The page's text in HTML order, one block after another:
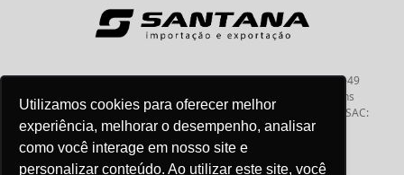
Utilizamos cookies para oferecer melhor
experiência, melhorar o desempenho, analisar
como você interage em nosso site e
personalizar conteúdo. Ao utilizar este site, você
Santana - Importação e Exportação - CNPJ:57.464.653/0001-49
Atendimento por telefone: dias úteis, das 08:15hs às 18:00hs
Fone:(11) 2099-9900 - E-mail:vendas@santanaimport.com.br
SAC:
sac@santanaimport.com.br